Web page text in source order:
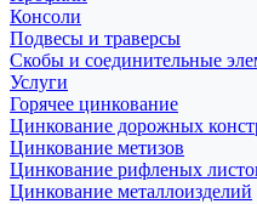
Консоли
Подвесы и траверсы
Скобы и соединительные
Услуги
Горячее цинкование
Цинкование дорожных
Цинкование метизов
Цинкование рифленых
Цинкование металлоизделий